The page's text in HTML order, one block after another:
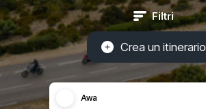
Filtri
Crea un itinerario
Awa